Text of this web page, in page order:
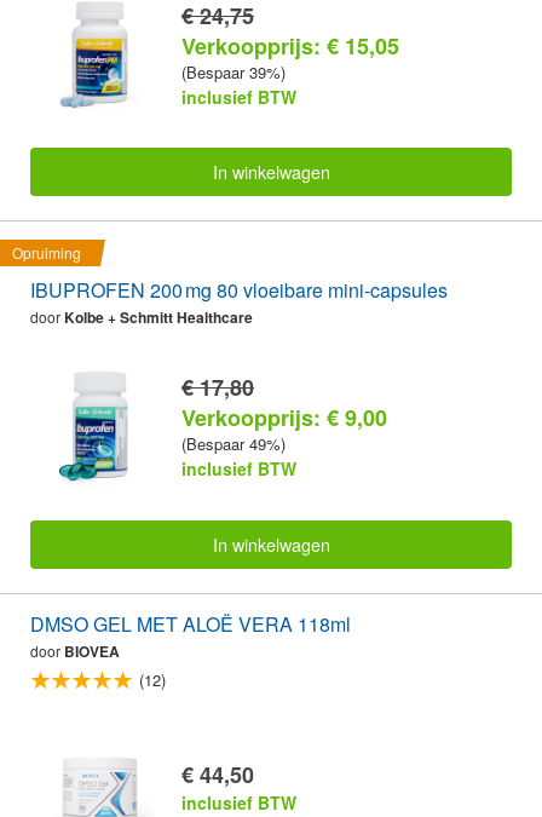
€ 24,75
Verkoopprijs: € 15,05
(Bespaar 39%)
inclusief BTW
In winkelwagen
Opruiming
IBUPROFEN 200 mg 80 vloeibare mini-capsules
doorKolbe + Schmitt Healthcare
€ 17,80
Verkoopprijs: € 9,00
(Bespaar 49%)
inclusief BTW
In winkelwagen
DMSO GEL MET ALOË VERA 118ml
door BIOVEA
(12)
€ 44,50
inclusief BTW